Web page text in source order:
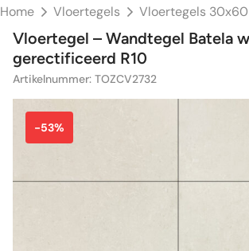
Home Vloertegels Vloertegels
Vloertegel – Wandtegel Batela
gerectificeerd R10
Artikelnummer: TOZCV2732
-53%